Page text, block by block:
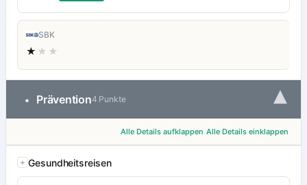
SBK
★ ★★
• Prävention4 Punkte ▾
Alle Details aufklappen Alle Details einklappen
Gesundheitsreisen